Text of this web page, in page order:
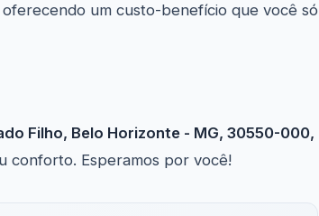
um custo-benefício que você só
Filho, Belo Horizonte - MG, 30550-000,
conforto. Esperamos por você!